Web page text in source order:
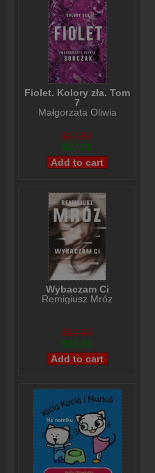
Fiolet. Kolory zła. Tom
7
Małgorzata Oliwia
$31,55
$27,92
Wybaczam Ci
Remigiusz Mróz
$12,96
$10,96